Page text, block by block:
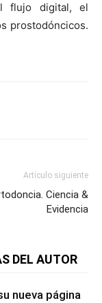
flujo digital, el
prostodóncicos.
Artículo siguiente
Ciencia &
Evidencia
DEL AUTOR
nueva página